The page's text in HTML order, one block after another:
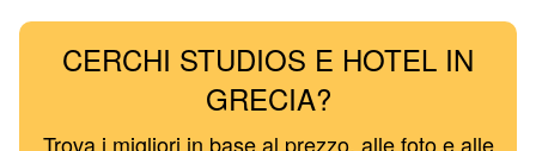
CERCHI STUDIOS E HOTEL IN
GRECIA?
Trova i migliori in base al prezzo, alle foto e alle